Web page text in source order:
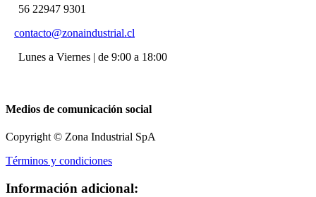
56 22947 9301
contacto@zonaindustrial.cl
Lunes a Viernes | de 9:00 a 18:00
Medios de comunicación social
Copyright © Zona Industrial SpA
Términos y condiciones
Información adicional: